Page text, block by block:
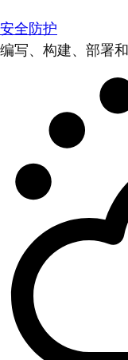
安全防护
编写、构建、部署